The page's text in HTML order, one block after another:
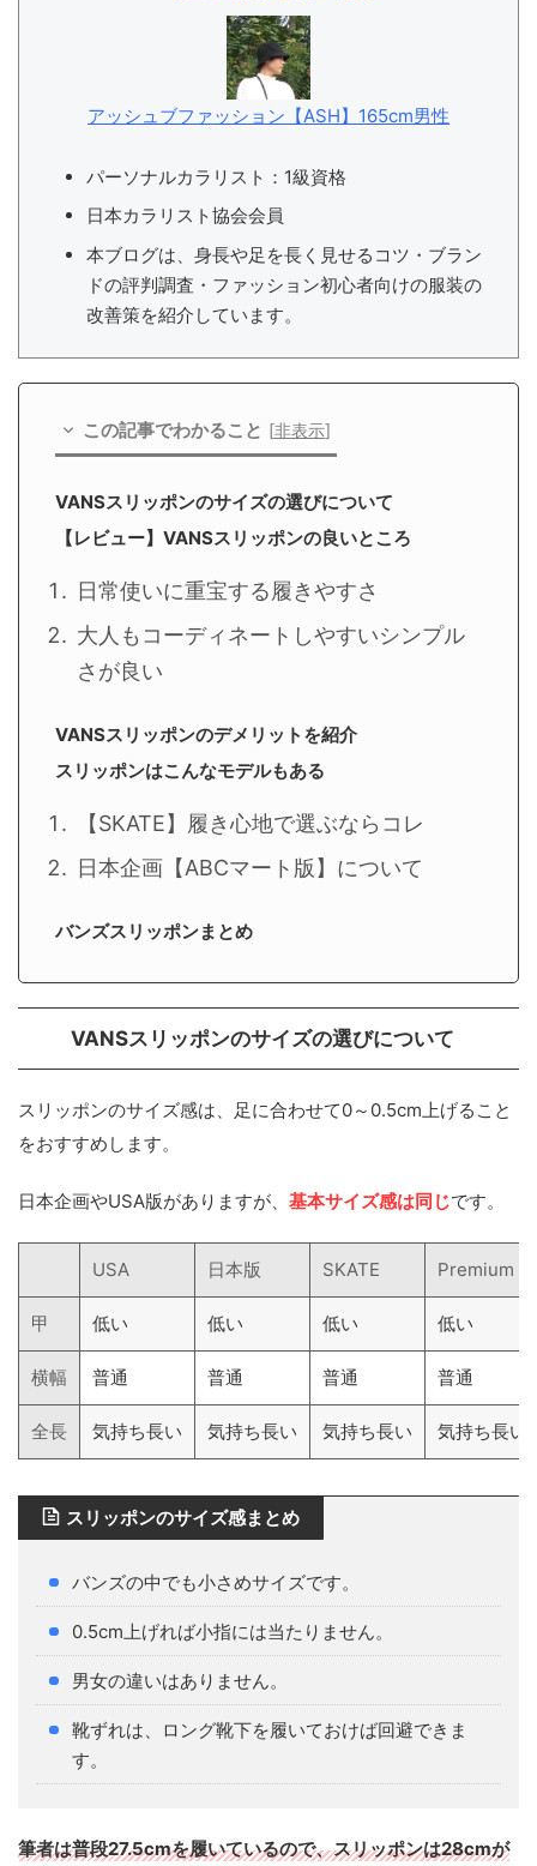
アッシュブファッション【ASH】165cm男性
パーソナルカラリスト：1級資格
日本カラリスト協会会員
本ブログは、身長や足を長く見せるコツ・ブラン
ドの評判調査・ファッション初心者向けの服装の
改善策を紹介しています。
この記事でわかること [非表示]
VANSスリッポンのサイズの選びについて
【レビュー】VANSスリッポンの良いところ
日常使いに重宝する履きやすさ
大人もコーディネートしやすいシンプル
さが良い
VANSスリッポンのデメリットを紹介
スリッポンはこんなモデルもある
【SKATE】履き心地で選ぶならコレ
日本企画【ABCマート版】について
バンズスリッポンまとめ
VANSスリッポンのサイズの選びについて
スリッポンのサイズ感は、足に合わせて0～0.5cm上げること
をおすすめします。
日本企画やUSA版がありますが、 基本サイズ感は同じです。
USA 日本版 SKATE Premium
甲 低い 低い 低い 低い
横幅 普通 普通 普通 普通
全長 気持ち長い 気持ち長い 気持ち長い 気持ち長い
スリッポンのサイズ感まとめ
バンズの中でも小さめサイズです。
0.5cm上げれば小指には当たりません。
男女の違いはありません。
靴ずれは、ロング靴下を履いておけば回避できま
す。
筆者は普段27.5cmを履いているので、スリッポンは28cmが